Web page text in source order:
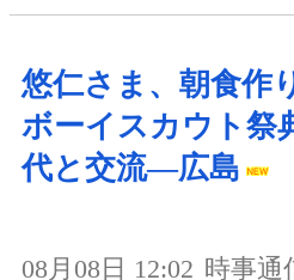
悠仁さま、朝食作
ボーイスカウト祭
代と交流―広島
08月08日 12:02 時事通